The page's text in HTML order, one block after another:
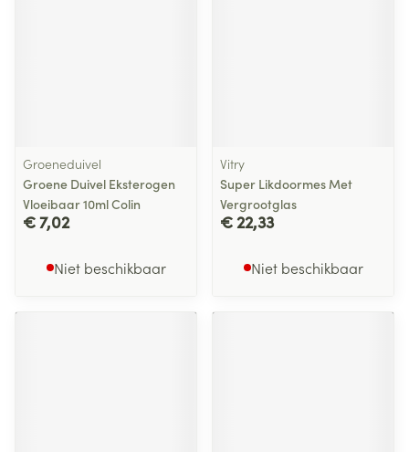
Groeneduivel
Groene Duivel Eksterogen
Vloeibaar 10ml Colin
€ 7,02
Niet beschikbaar
Vitry
Super Likdoormes Met
Vergrootglas
€ 22,33
Niet beschikbaar